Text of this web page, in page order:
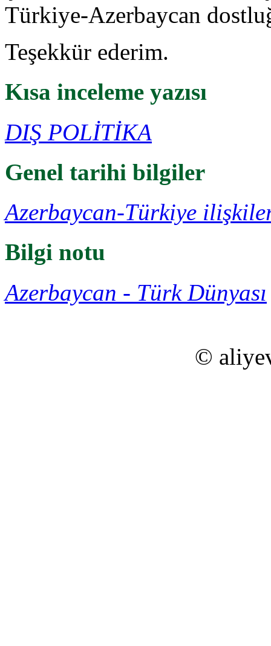
Türkiye-Azerbaycan
Teşekkür ederim.
Kısa inceleme yazısı
DIŞ POLİTİKA
Genel tarihi bilgiler
Azerbaycan-Türkiye
Bilgi notu
Azerbaycan - Türk Dünyası
©